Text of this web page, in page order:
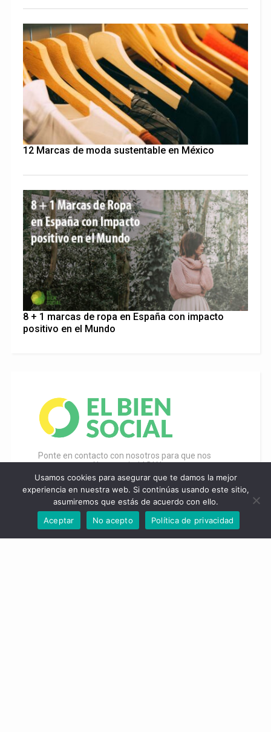
12 Marcas de moda sustentable en México
8 + 1 marcas de ropa en España con impacto
positivo en el Mundo
Ponte en contacto con nosotros para que nos
conozcamos. ¡No seas timid@! Nuestro correo es:
hola@elbiensocial.org
Usamos cookies para asegurar que te damos la mejor
experiencia en nuestra web. Si continúas usando este sitio,
asumiremos que estás de acuerdo con ello.
Aceptar
No acepto Política de privacidad